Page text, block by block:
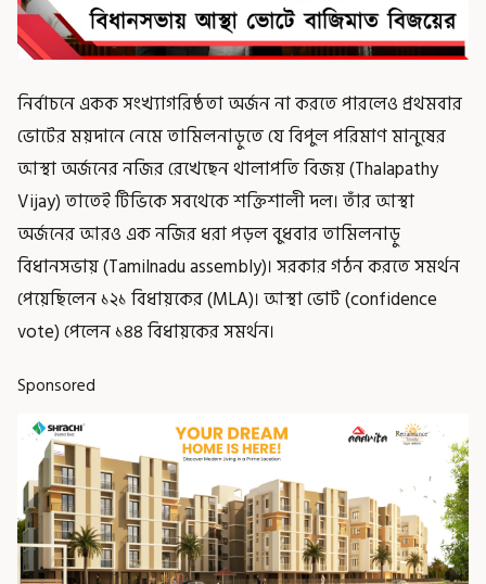
নির্বাচনে একক সংখ্যাগরিষ্ঠতা অর্জন না করতে পারলেও প্রথমবার
ভোটের ময়দানে নেমে তামিলনাড়ুতে যে বিপুল পরিমাণ মানুষের
আস্থা অর্জনের নজির রেখেছেন থালাপতি বিজয় (Thalapathy
Vijay) তাতেই টিভিকে সবথেকে শক্তিশালী দল। তাঁর আস্থা
অর্জনের আরও এক নজির ধরা পড়ল বুধবার তামিলনাড়ু
বিধানসভায় (Tamilnadu assembly)। সরকার গঠন করতে সমর্থন
পেয়েছিলেন ১২১ বিধায়কের (MLA)। আস্থা ভোট (confidence
vote) পেলেন ১৪৪ বিধায়কের সমর্থন।
Sponsored